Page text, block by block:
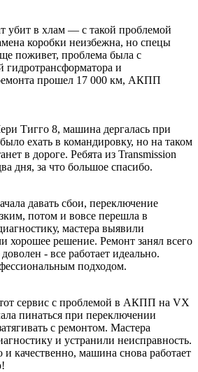
убит в хлам — с такой проблемой
коробки неизбежна, но спецы
поживет, проблема была с
и
прошел 17 000 км, АКПП
Тигго 8, машина дергалась при
ехать в командировку, но на таком
в дороге. Ребята из Transmission
дня, за что большое спасибо.
давать сбои, переключение
потом и вовсе перешла в
мастера выявили
хорошее решение. Ремонт занял всего
- все работает идеально.
подходом.
сервис с проблемой в АКПП на VX
пинаться при переключении
с ремонтом. Мастера
и устранили неисправность.
качественно, машина снова работает